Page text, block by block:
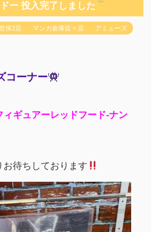
ー 投入完了しました
保2店 マンガ倉庫佐々店 アミューズ
コーナー
ギュアーレッドフード-ナン
待ちしております